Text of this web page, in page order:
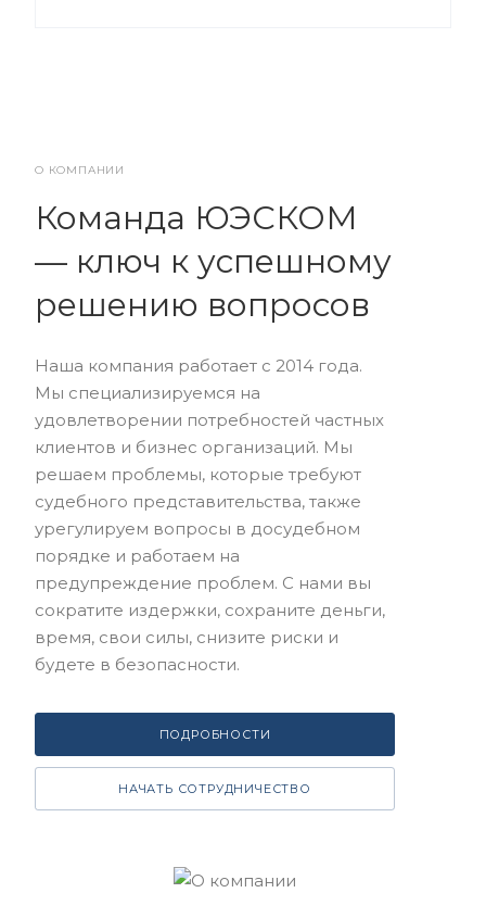
О КОМПАНИИ
Команда ЮЭСКОМ
— ключ к успешному
решению вопросов
Наша компания работает с 2014 года.
Мы специализируемся на
удовлетворении потребностей частных
клиентов и бизнес организаций. Мы
решаем проблемы, которые требуют
судебного представительства, также
урегулируем вопросы в досудебном
порядке и работаем на
предупреждение проблем. С нами вы
сократите издержки, сохраните деньги,
время, свои силы, снизите риски и
будете в безопасности.
ПОДРОБНОСТИ
НАЧАТЬ СОТРУДНИЧЕСТВО